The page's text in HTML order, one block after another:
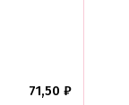
71,50 ₽